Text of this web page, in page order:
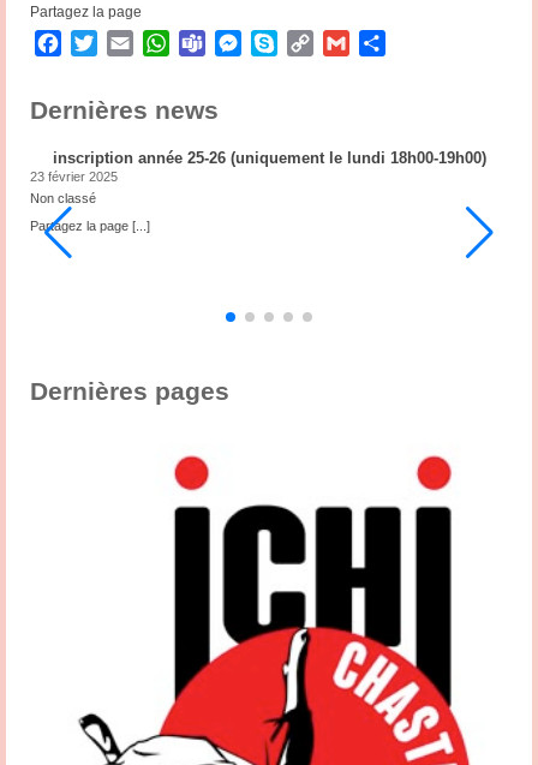
Partagez la page
Facebook
TwitterEmailWhatsApp
TeamsMessenger
SkypeCopy Gmail
Dernières news
inscription année 25-26 (uniquement le lundi 18h00-19h00)
23 février 2025
Non classé
Partagez la page [...]
Dernières pages